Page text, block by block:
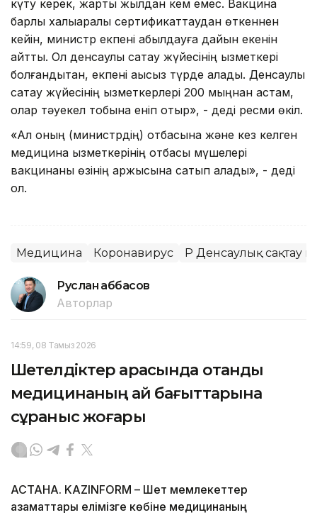
күту керек, жарты жылдан кем емес. Вакцина
барлық халықаралық сертификаттаудан өткеннен
кейін, министр екпені қабылдауға дайын екенін
айтты. Ол денсаулық сақтау жүйесінің қызметкері
болғандықтан, екпені ақысыз түрде алады. Денсаулық
сақтау жүйесінің қызметкерлері 200 мыңнан астам,
олар тәуекел тобына еніп отыр», - деді ресми өкіл.
«Ал оның (министрдің) отбасына және кез келген
медицина қызметкерінің отбасы мүшелері
вакцинаны өзінің қаржысына сатып алады», - деді
ол.
Медицина Коронавирус ҚР Денсаулық сақтау
Руслан Ғаббасов
Авторлар
14:59, 08 Тамыз 2026
Шетелдіктер арасында отандық
медицинаның қай бағыттарына
сұраныс жоғары
АСТАНА. KAZINFORM – Шет мемлекеттер
азаматтары елімізге көбіне медицинаның